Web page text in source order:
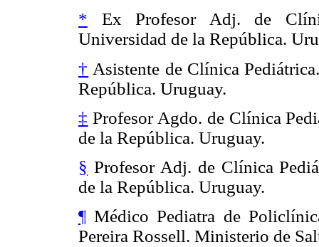
* Ex Profesor Adj. de
Universidad de la República.
† Asistente de Clínica
República. Uruguay.
‡ Profesor Agdo. de Clínica
de la República. Uruguay.
§ Profesor Adj. de Clínica
de la República. Uruguay.
¶ Médico Pediatra de
Pereira Rossell. Ministerio de